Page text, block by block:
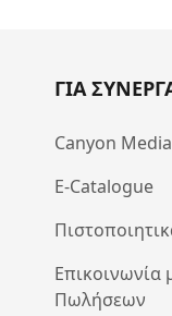
ΓΙΑ
Canyon
E-Catalogue
Πωλήσεων